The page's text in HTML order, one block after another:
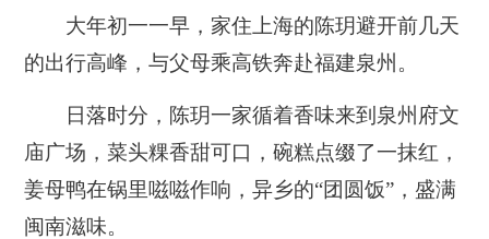
大年初一一早，家住上海的陈玥避开前几天
的出行高峰，与父母乘高铁奔赴福建泉州。
日落时分，陈玥一家循着香味来到泉州府文
庙广场，菜头粿香甜可口，碗糕点缀了一抹红，
姜母鸭在锅里嗞嗞作响，异乡的“团圆饭”，盛满
闽南滋味。